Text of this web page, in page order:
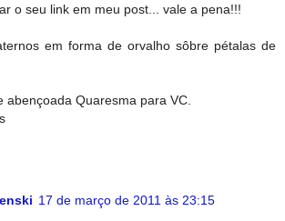
o seu link em meu post... vale a pena!!!
em forma de orvalho sôbre pétalas de
abençoada Quaresma para VC.
17 de março de 2011 às 23:15